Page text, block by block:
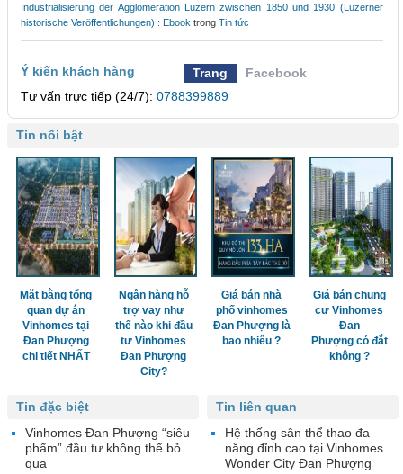
Industrialisierung der Agglomeration Luzern zwischen 1850 und 1930 (Luzerner
historische Veröffentlichungen) : Ebook trong Tin tức
Ý kiến khách hàng Trang
Facebook
Tư vấn trực tiếp (24/7): 0788399889
Tin nổi bật
Mặt bằng tổng
quan dự án
Vinhomes tại
Đan Phượng
chi tiết NHẤT
Ngân hàng hỗ
trợ vay như
thế nào khi đầu
tư Vinhomes
Đan Phượng
City?
Giá bán nhà
phố vinhomes
Đan Phượng là
bao nhiêu ?
Giá bán chung
cư Vinhomes
Đan
Phượng có đắt
không ?
Tin liên quan
Hệ thống sân thể thao đa
năng đỉnh cao tại Vinhomes
Wonder City Đan Phượng
Tin đặc biệt
Vinhomes Đan Phượng “siêu
phẩm” đầu tư không thể bỏ
qua